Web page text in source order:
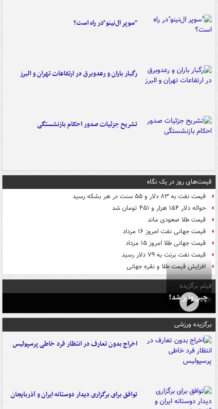
"سوپر ال‌نینو"در راه است؟
رگبار باران و رعدوبرق در ارتفاعات تهران و البرز
تشریح جزئیات صدور احکام بازنشستگی
قیمت‌های روز در یک نگاه
قیمت نفت به ۸۳ دلار و ۵۵ سنت در هر بشکه رسید
حواله دلار ۱۵۴ هزار و ۴۵۱ تومان شد
قیمت طلا صعودی ماند
قیمت جهانی نفت امروز ۱۶ مرداد
قیمت جهانی طلا امروز ۱۵ مرداد
قیمت نفت برنت به ۷۹ دلار رسید
افزایش قیمت طلا و نقره جهانی
فیلم برگزیده
چین ونیز شد!
برگزیده ورزشی
اخراج بدون تعارف در انتظار فرد خاطی پرسپولیس
توافق برای برگزاری دیدار دوستانه ایران و آذربایجان